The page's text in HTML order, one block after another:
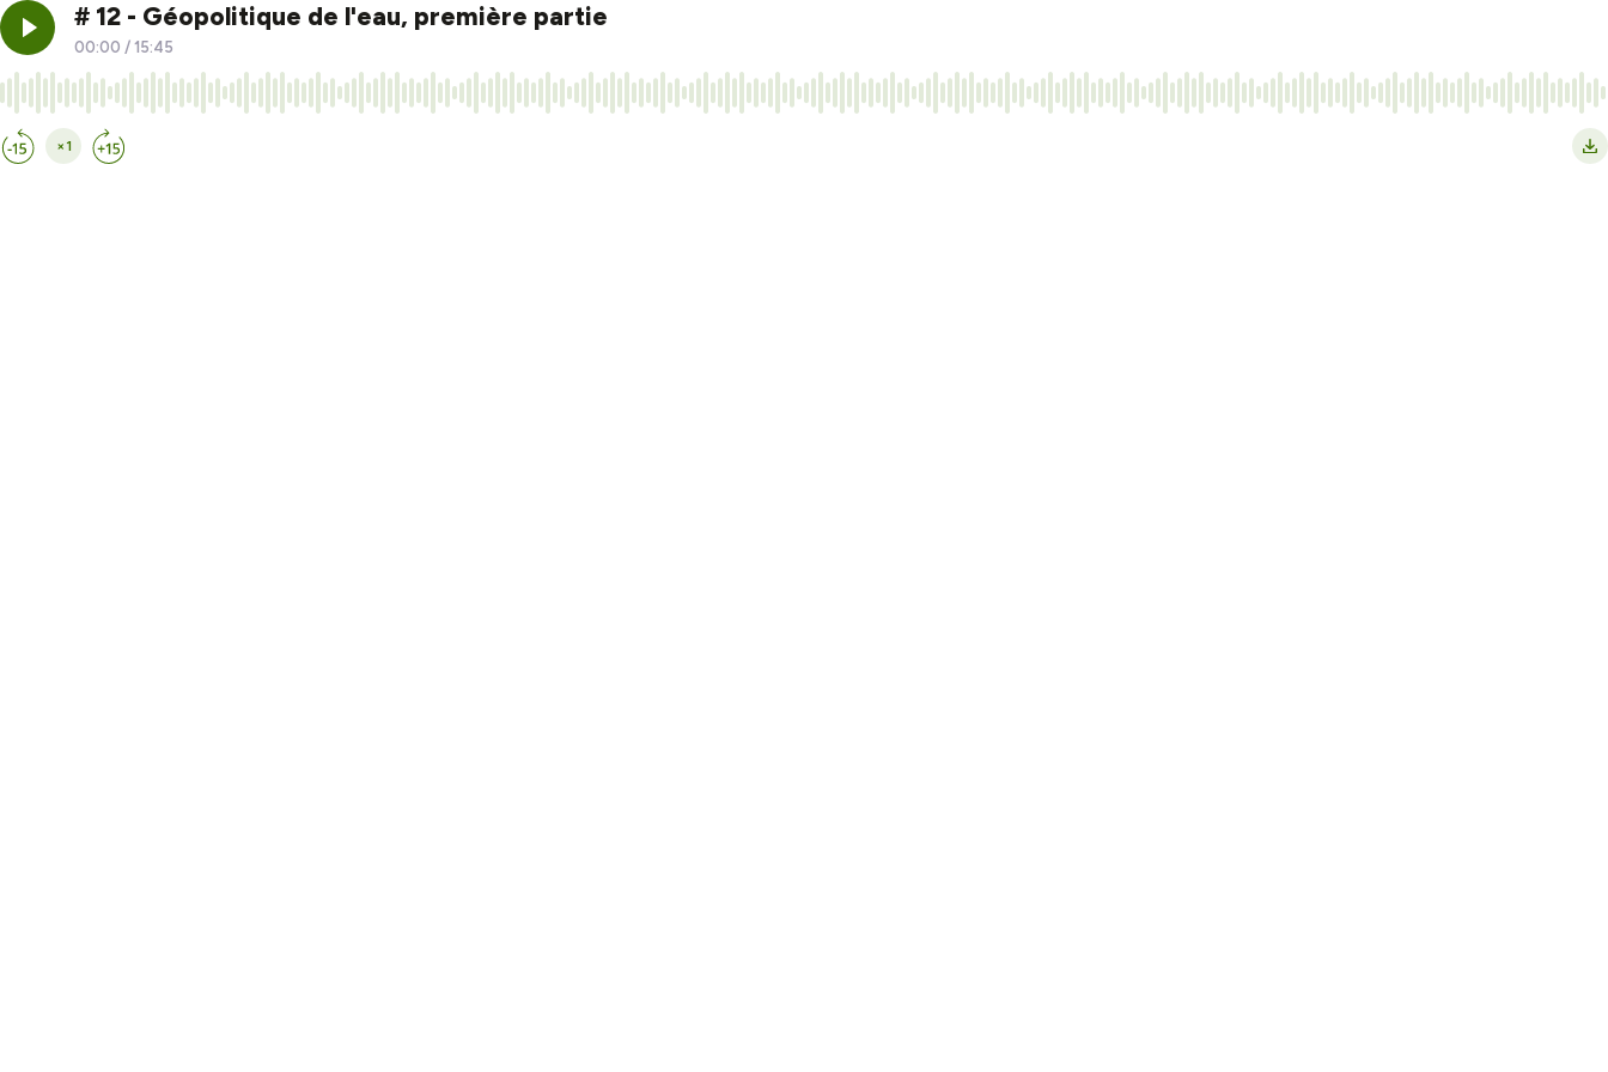
# 12 - Géopolitique de l'eau, première partie
00:00 /15:45
×1